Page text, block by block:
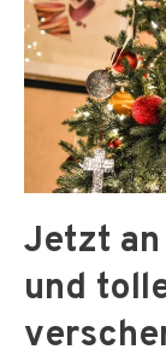
Jetzt an
und